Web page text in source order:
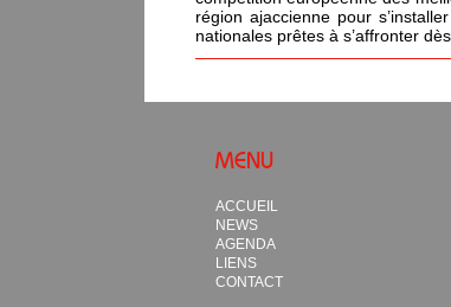
région ajaccienne pour
nationales prêtes à s’affronter
MENU
ACCUEIL
NEWS
AGENDA
LIENS
CONTACT